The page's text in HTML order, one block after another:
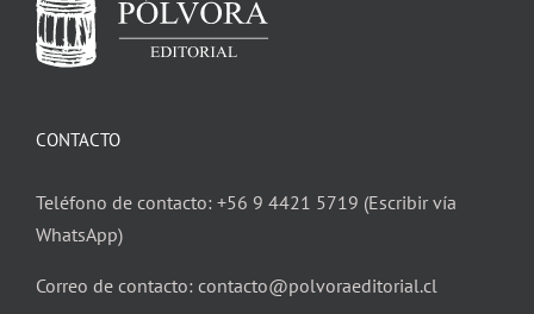
CONTACTO
Teléfono de contacto: +56 9 4421 5719 (Escribir vía
WhatsApp)
Correo de contacto: contacto@polvoraeditorial.cl